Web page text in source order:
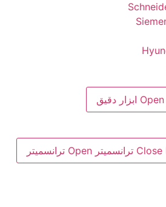
Open ابزار دقیق
Close ترانسمیتر Open ترانسمیتر